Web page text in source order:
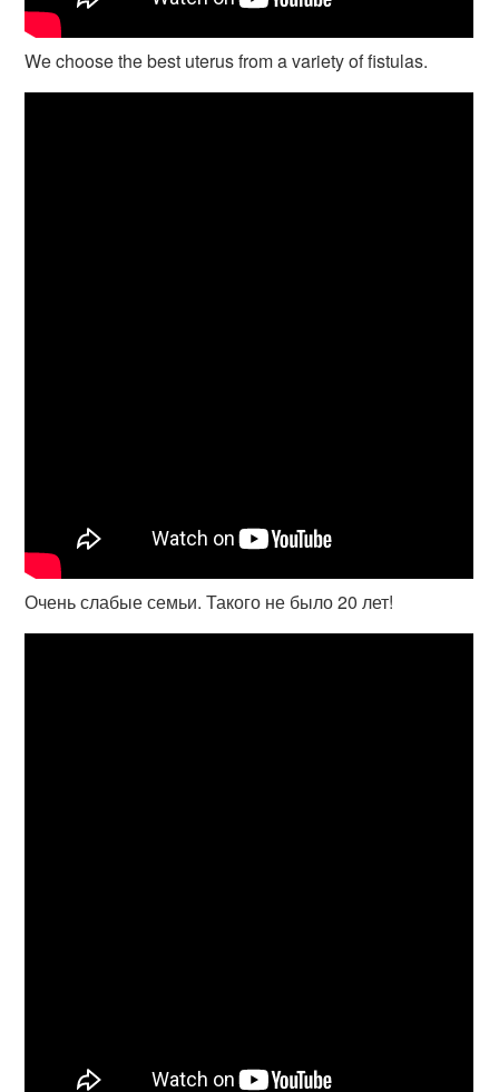
We choose the best uterus from a variety of fistulas.
Очень слабые семьи. Такого не было 20 лет!